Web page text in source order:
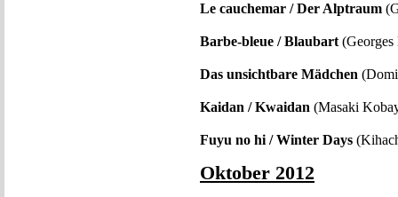
Le cauchemar / Der Alptraum
Barbe-bleue / Blaubart
Das unsichtbare Mädchen
Kaidan / Kwaidan (Masaki
Fuyu no hi / Winter Days
Oktober 2012